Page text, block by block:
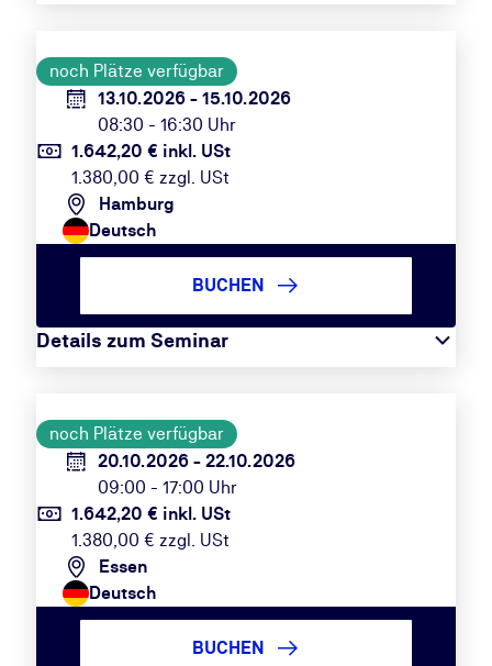
noch Plätze verfügbar
13.10.2026 - 15.10.2026
08:30 - 16:30 Uhr
1.642,20 € inkl. USt
1.380,00 € zzgl. USt
Hamburg
Deutsch
Details zum Seminar
BUCHEN
noch Plätze verfügbar
20.10.2026 - 22.10.2026
09:00 - 17:00 Uhr
1.642,20 € inkl. USt
1.380,00 € zzgl. USt
Essen
Deutsch
BUCHEN